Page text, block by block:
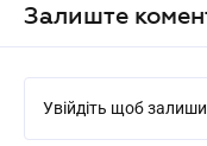
Залиште
Увійдіть щоб